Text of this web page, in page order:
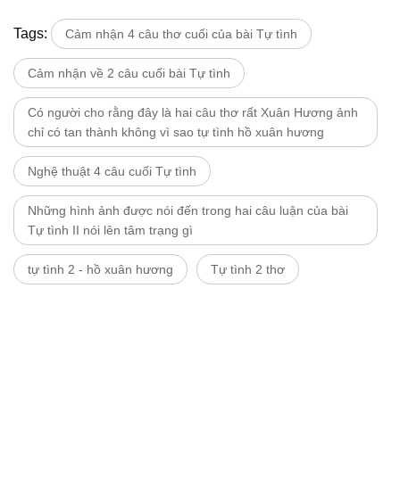
Tags: Cảm nhận 4 câu thơ cuối của bài Tự tình
Cảm nhận về 2 câu cuối bài Tự tình
Có người cho rằng đây là hai câu thơ rất Xuân Hương ảnh
chỉ có tan thành không vì sao tự tình hồ xuân hương
Nghệ thuật 4 câu cuối Tự tình
Những hình ảnh được nói đến trong hai câu luận của bài
Tự tình II nói lên tâm trạng gì
tự tình 2 - hồ xuân hương Tự tình 2 thơ